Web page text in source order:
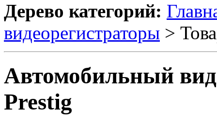
Дерево категорий:
видеорегистраторы >
Автомобильный
Prestig